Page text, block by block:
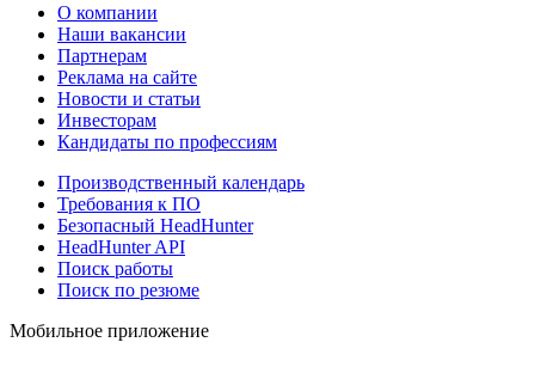
О компании
Наши вакансии
Партнерам
Реклама на сайте
Новости и статьи
Инвесторам
Кандидаты по профессиям
Производственный календарь
Требования к ПО
Безопасный HeadHunter
HeadHunter API
Поиск работы
Поиск по резюме
Мобильное приложение